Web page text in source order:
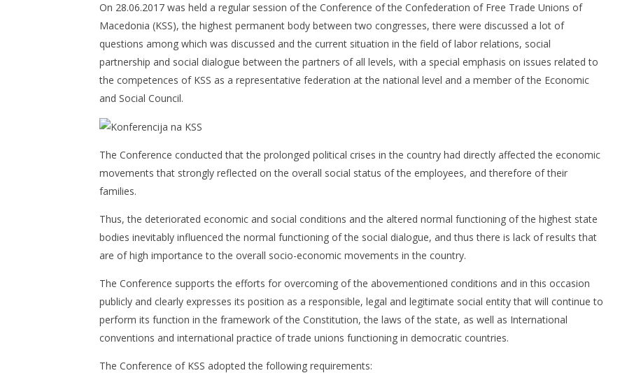
Views and demands of KSS
adopted on а regular session on
the Conference of KSS
28/06/2017
работилница за
корпоративно општествено
известување во Македонија
28/06/2017
конференција на EZA во
Брисел: „Социјална правда во
Европа која повторно се
вооружува“
On 28.06.2017 was held a regular session of the Conference of the Confederation of Free Trade Unions of
Macedonia (KSS), the highest permanent body between two congresses, there were discussed a lot of
questions among which was discussed and the current situation in the field of labor relations, social
partnership and social dialogue between the partners of all levels, with a special emphasis on issues related to
the competences of KSS as a representative federation at the national level and a member of the Economic
and Social Council.
The Conference conducted that the prolonged political crises in the country had directly affected the economic
movements that strongly reflected on the overall social status of the employees, and therefore of their
families.
Thus, the deteriorated economic and social conditions and the altered normal functioning of the highest state
bodies inevitably influenced the normal functioning of the social dialogue, and thus there is lack of results that
are of high importance to the overall socio-economic movements in the country.
The Conference supports the efforts for overcoming of the abovementioned conditions and in this occasion
publicly and clearly expresses its position as a responsible, legal and legitimate social entity that will continue to
perform its function in the framework of the Constitution, the laws of the state, as well as International
conventions and international practice of trade unions functioning in democratic countries.
The Conference of KSS adopted the following requirements: